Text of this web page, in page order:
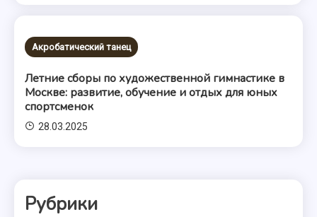
Акробатический танец
Летние сборы по художественной гимнастике в
Москве: развитие, обучение и отдых для юных
спортсменок
28.03.2025
Рубрики